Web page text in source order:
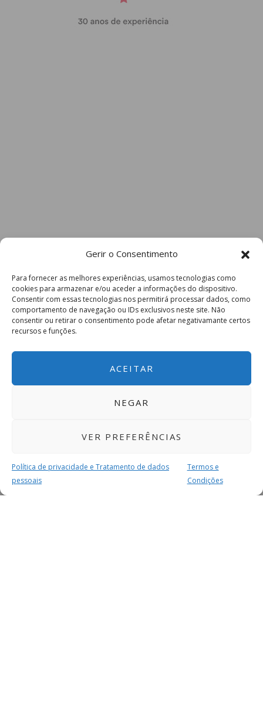
Gerir o Consentimento
Para fornecer as melhores experiências, usamos tecnologias como
cookies para armazenar e/ou aceder a informações do dispositivo.
Consentir com essas tecnologias nos permitirá processar dados, como
comportamento de navegação ou IDs exclusivos neste site. Não
consentir ou retirar o consentimento pode afetar negativamante certos
recursos e funções.
ACEITAR
NEGAR
VER PREFERÊNCIAS
Política de privacidade e Tratamento de dados
pessoais
Termos e
Condições